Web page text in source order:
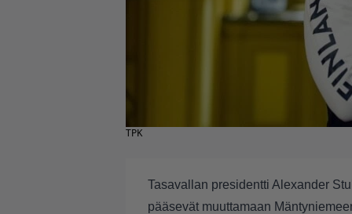
TPK
Tasavallan presidentti Alexander
pääsevät muuttamaan